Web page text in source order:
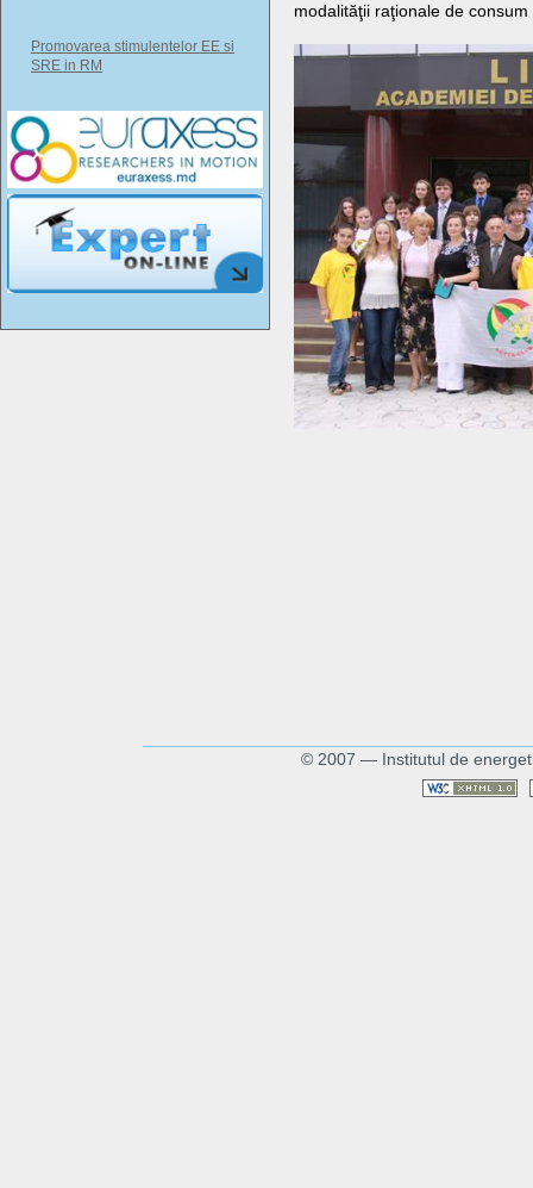
Promovarea stimulentelor EE si
SRE in RM
modalităţii raţionale de
© 2007 — Institutul de